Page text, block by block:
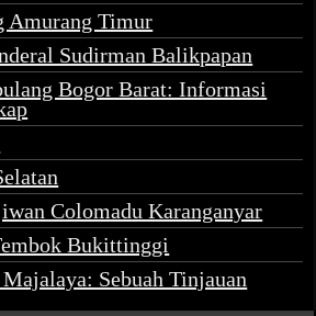
Amurang Timur
Sudirman Balikpapan
Bogor Barat: Informasi
Colomadu Karanganyar
Bukittinggi
Sebuah Tinjauan